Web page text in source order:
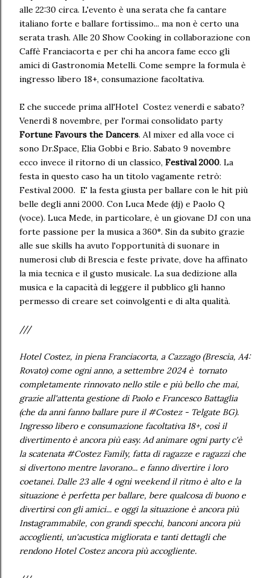
alle 22:30 circa. L'evento è una serata che fa cantare
italiano forte e ballare fortissimo... ma non è certo una
serata trash. Alle 20 Show Cooking in collaborazione con
Caffè Franciacorta e per chi ha ancora fame ecco gli
amici di Gastronomia Metelli. Come sempre la formula è
ingresso libero 18+, consumazione facoltativa.
E che succede prima all'Hotel Costez venerdì e sabato?
Venerdì 8 novembre, per l'ormai consolidato party
Fortune Favours the Dancers. Al mixer ed alla voce ci
sono Dr.Space, Elia Gobbi e Brio. Sabato 9 novembre
ecco invece il ritorno di un classico, Festival 2000. La
festa in questo caso ha un titolo vagamente retrò:
Festival 2000. E' la festa giusta per ballare con le hit più
belle degli anni 2000. Con Luca Mede (dj) e Paolo Q
(voce). Luca Mede, in particolare, è un giovane DJ con una
forte passione per la musica a 360°. Sin da subito grazie
alle sue skills ha avuto l'opportunità di suonare in
numerosi club di Brescia e feste private, dove ha affinato
la mia tecnica e il gusto musicale. La sua dedizione alla
musica e la capacità di leggere il pubblico gli hanno
permesso di creare set coinvolgenti e di alta qualità.
///
Hotel Costez, in piena Franciacorta, a Cazzago (Brescia, A4:
Rovato) come ogni anno, a settembre 2024 è tornato
completamente rinnovato nello stile e più bello che mai,
grazie all'attenta gestione di Paolo e Francesco Battaglia
(che da anni fanno ballare pure il #Costez - Telgate BG).
Ingresso libero e consumazione facoltativa 18+, così il
divertimento è ancora più easy. Ad animare ogni party c'è
la scatenata #Costez Family, fatta di ragazze e ragazzi che
si divertono mentre lavorano... e fanno divertire i loro
coetanei. Dalle 23 alle 4 ogni weekend il ritmo è alto e la
situazione è perfetta per ballare, bere qualcosa di buono e
divertirsi con gli amici... e oggi la situazione è ancora più
Instagrammabile, con grandi specchi, banconi ancora più
accoglienti, un'acustica migliorata e tanti dettagli che
rendono Hotel Costez ancora più accogliente.